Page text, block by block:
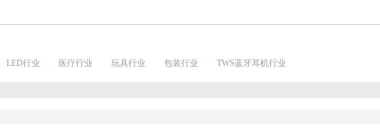
LED行业 医疗行业 玩具行业 包装行业 TWS蓝牙耳机行业